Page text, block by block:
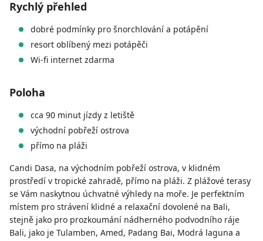
Rychlý přehled
dobré podmínky pro šnorchlování a potápění
resort oblíbený mezi potápěči
Wi-fi internet zdarma
Poloha
cca 90 minut jízdy z letiště
východní pobřeží ostrova
přímo na pláži
Candi Dasa, na východním pobřeží ostrova, v klidném
prostředí v tropické zahradě, přímo na pláži. Z plážové terasy
se Vám naskytnou úchvatné výhledy na moře. Je perfektním
místem pro strávení klidné a relaxační dovolené na Bali,
stejně jako pro prozkoumání nádherného podvodního ráje
Bali, jako je Tulamben, Amed, Padang Bai, Modrá laguna a